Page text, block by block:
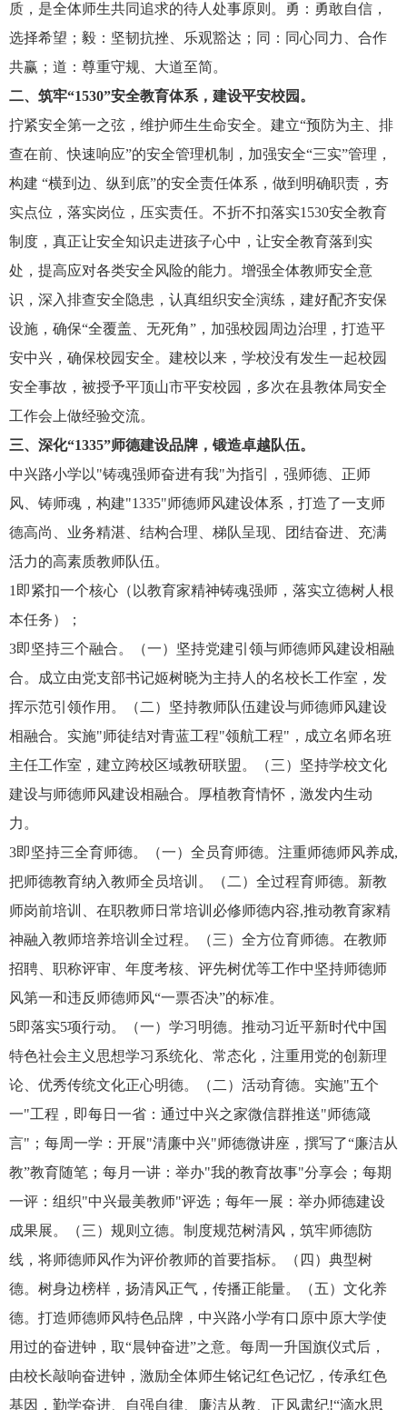
质，是全体师生共同追求的待人处事原则。勇：勇敢自信，
选择希望；毅：坚韧抗挫、乐观豁达；同：同心同力、合作
共赢；道：尊重守规、大道至简。
二、筑牢“1530”安全教育体系，建设平安校园。
拧紧安全第一之弦，维护师生生命安全。建立“预防为主、排
查在前、快速响应”的安全管理机制，加强安全“三实”管理，
构建 “横到边、纵到底”的安全责任体系，做到明确职责，夯
实点位，落实岗位，压实责任。不折不扣落实1530安全教育
制度，真正让安全知识走进孩子心中，让安全教育落到实
处，提高应对各类安全风险的能力。增强全体教师安全意
识，深入排查安全隐患，认真组织安全演练，建好配齐安保
设施，确保“全覆盖、无死角”，加强校园周边治理，打造平
安中兴，确保校园安全。建校以来，学校没有发生一起校园
安全事故，被授予平顶山市平安校园，多次在县教体局安全
工作会上做经验交流。
三、深化“1335”师德建设品牌，锻造卓越队伍。
中兴路小学以"铸魂强师奋进有我"为指引，强师德、正师
风、铸师魂，构建"1335"师德师风建设体系，打造了一支师
德高尚、业务精湛、结构合理、梯队呈现、团结奋进、充满
活力的高素质教师队伍。
1即紧扣一个核心（以教育家精神铸魂强师，落实立德树人根
本任务）；
3即坚持三个融合。（一）坚持党建引领与师德师风建设相融
合。成立由党支部书记姬树晓为主持人的名校长工作室，发
挥示范引领作用。（二）坚持教师队伍建设与师德师风建设
相融合。实施"师徒结对青蓝工程"领航工程"，成立名师名班
主任工作室，建立跨校区域教研联盟。（三）坚持学校文化
建设与师德师风建设相融合。厚植教育情怀，激发内生动
力。
3即坚持三全育师德。（一）全员育师德。注重师德师风养成,
把师德教育纳入教师全员培训。（二）全过程育师德。新教
师岗前培训、在职教师日常培训必修师德内容,推动教育家精
神融入教师培养培训全过程。（三）全方位育师德。在教师
招聘、职称评审、年度考核、评先树优等工作中坚持师德师
风第一和违反师德师风“一票否决”的标准。
5即落实5项行动。（一）学习明德。推动习近平新时代中国
特色社会主义思想学习系统化、常态化，注重用党的创新理
论、优秀传统文化正心明德。（二）活动育德。实施"五个
一"工程，即每日一省：通过中兴之家微信群推送"师德箴
言"；每周一学：开展"清廉中兴"师德微讲座，撰写了“廉洁从
教”教育随笔；每月一讲：举办"我的教育故事"分享会；每期
一评：组织"中兴最美教师"评选；每年一展：举办师德建设
成果展。（三）规则立德。制度规范树清风，筑牢师德防
线，将师德师风作为评价教师的首要指标。（四）典型树
德。树身边榜样，扬清风正气，传播正能量。（五）文化养
德。打造师德师风特色品牌，中兴路小学有口原中原大学使
用过的奋进钟，取“晨钟奋进”之意。每周一升国旗仪式后，
由校长敲响奋进钟，激励全体师生铭记红色记忆，传承红色
基因，勤学奋进、自强自律、廉洁从教、正风肃纪!“滴水思